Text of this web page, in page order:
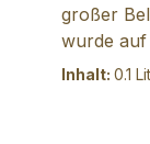
großer
wurde auf
von einem
Inhalt: 0.1